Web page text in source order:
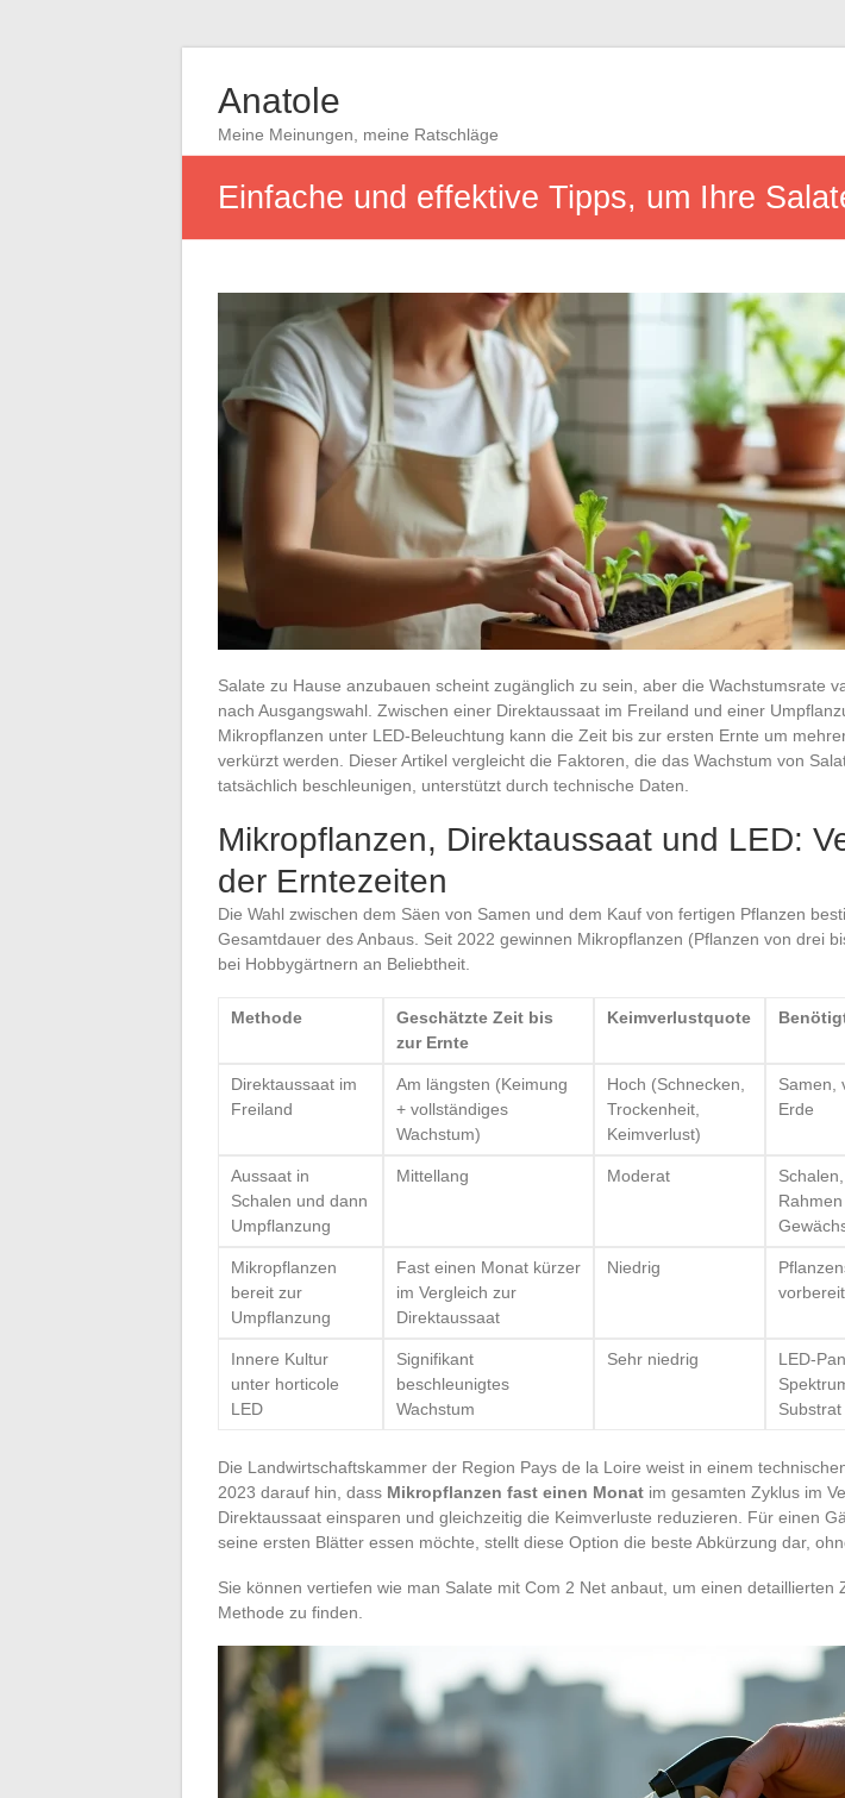
Anatole
Meine Meinungen, meine Ratschläge
Einfache und effektive Tipps, um Ihre
Salate zu Hause anzubauen scheint zugänglich zu sein, aber die Wachstumsrate
nach Ausgangswahl. Zwischen einer Direktaussaat im Freiland und einer
Mikropflanzen unter LED-Beleuchtung kann die Zeit bis zur ersten Ernte um
verkürzt werden. Dieser Artikel vergleicht die Faktoren, die das Wachstum von
tatsächlich beschleunigen, unterstützt durch technische Daten.
Mikropflanzen, Direktaussaat und LED:
der Erntezeiten
Die Wahl zwischen dem Säen von Samen und dem Kauf von fertigen Pflanzen
Gesamtdauer des Anbaus. Seit 2022 gewinnen Mikropflanzen (Pflanzen von drei
bei Hobbygärtnern an Beliebtheit.
Methode
Geschätzte Zeit bis
zur Ernte
Keimverlustquote
Direktaussaat im
Freiland
Am längsten (Keimung
+ vollständiges
Wachstum)
Hoch (Schnecken,
Trockenheit,
Keimverlust)
Samen,
Erde
Aussaat in
Schalen und dann
Umpflanzung
Mittellang Moderat
Mikropflanzen
bereit zur
Umpflanzung
Fast einen Monat kürzer
im Vergleich zur
Direktaussaat
Niedrig
Innere Kultur
unter horticole
LED
Signifikant
beschleunigtes
Wachstum
Sehr niedrig
LED-
Substrat
Die Landwirtschaftskammer der Region Pays de la Loire weist in einem
2023 darauf hin, dass Mikropflanzen fast einen Monat im gesamten Zyklus im
Direktaussaat einsparen und gleichzeitig die Keimverluste reduzieren. Für einen
seine ersten Blätter essen möchte, stellt diese Option die beste Abkürzung dar,
Sie können vertiefen wie man Salate mit Com 2 Net anbaut, um einen detaillierten
Methode zu finden.